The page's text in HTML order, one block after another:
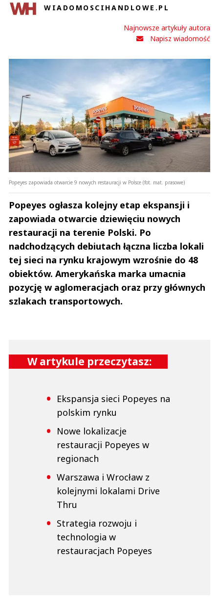
WIADOMOSCIHANDLOWE.PL
Najnowsze artykuły autora
Napisz wiadomość
Popeyes zapowiada otwarcie 9 nowych restauracji w Polsce (fot. mat. prasowe)
Popeyes ogłasza kolejny etap ekspansji i
zapowiada otwarcie dziewięciu nowych
restauracji na terenie Polski. Po
nadchodzących debiutach łączna liczba lokali
tej sieci na rynku krajowym wzrośnie do 48
obiektów. Amerykańska marka umacnia
pozycję w aglomeracjach oraz przy głównych
szlakach transportowych.
W artykule przeczytasz:
Ekspansja sieci Popeyes na
polskim rynku
Nowe lokalizacje
restauracji Popeyes w
regionach
Warszawa i Wrocław z
kolejnymi lokalami Drive
Thru
Strategia rozwoju i
technologia w
restauracjach Popeyes